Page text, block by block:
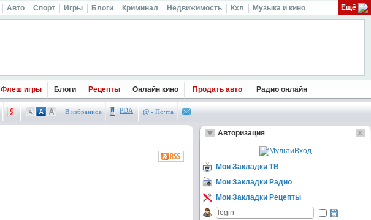
Авто Спорт Игры Блоги Криминал Недвижимость Кхл Музыка и кино Ещё
Флеш игры Блоги Рецепты Онлайн кино Продать авто Радио онлайн
В избранное PDA @ - Почта
Авторизация
Мои Закладки ТВ
Мои Закладки Радио
Мои Закладки Рецепты